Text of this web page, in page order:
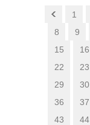
1
8
9
15
16
22
23
29
30
36
37
43
44